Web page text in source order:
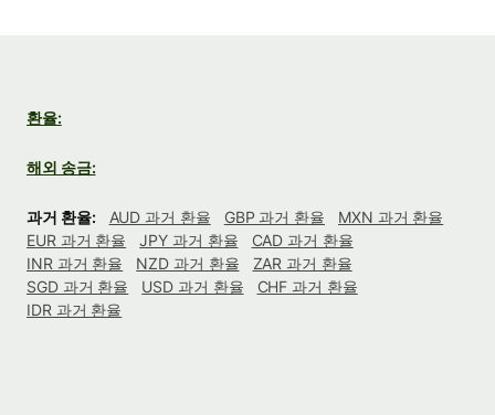
환율:
해외 송금:
과거 환율: AUD 과거 환율 GBP 과거 환율
MXN 과거 환율
EUR 과거 환율
JPY 과거 환율
CAD 과거 환율
INR 과거 환율
NZD 과거 환율
ZAR 과거 환율
SGD 과거 환율
USD 과거 환율
CHF 과거 환율
IDR 과거 환율